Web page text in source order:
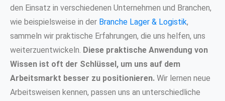
den Einsatz in verschiedenen Unternehmen und Branchen,
wie beispielsweise in der Branche Lager & Logistik,
sammeln wir praktische Erfahrungen, die uns helfen, uns
weiterzuentwickeln. Diese praktische Anwendung von
Wissen ist oft der Schlüssel, um uns auf dem
Arbeitsmarkt besser zu positionieren. Wir lernen neue
Arbeitsweisen kennen, passen uns an unterschiedliche